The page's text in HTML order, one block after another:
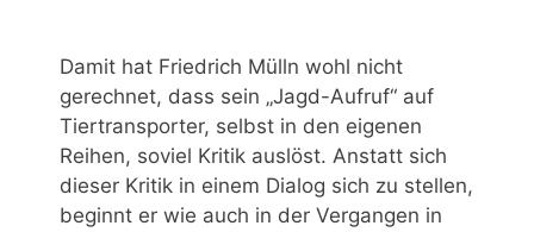
Damit hat Friedrich Mülln wohl nicht
gerechnet, dass sein „Jagd-Aufruf“ auf
Tiertransporter, selbst in den eigenen
Reihen, soviel Kritik auslöst. Anstatt sich
dieser Kritik in einem Dialog sich zu stellen,
beginnt er wie auch in der Vergangen in